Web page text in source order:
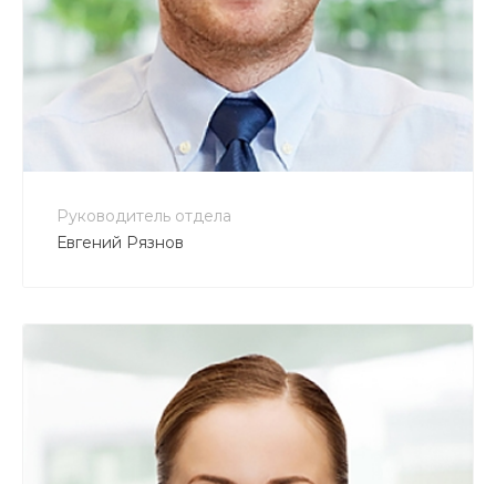
Руководитель отдела
Евгений Рязнов
+7 800 900-80-90
no-reply@intecweb.ru